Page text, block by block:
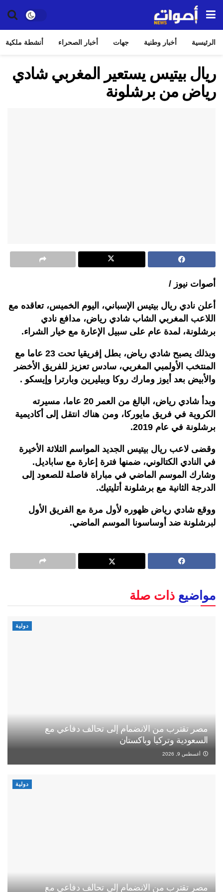
الرئيسية أخبار وطنية جهات أخبار الصحراء أنشطة ملكية
ريال بيتيس يستعير المغربي شادي
رياض من برشلونة
أصوات نيوز /
أعلن نادي ريال بيتيس الإسباني، اليوم الخميس، تعاقده مع
اللاعب المغربي الشاب شادي رياض، مدافع نادي
برشلونة، لمدة عام على سبيل الإعارة مع خيار الشراء.
وبذلك يصبح شادي رياض، بطل إفريقيا تحت 23 عاما مع
المنتخب الأولمبي المغربي، سادس تعزيز للفريق الأخضر
والأبيض بعد أيوز ومارك روكا وبيليرين وبارترا وإيسكو .
وبدأ شادي رياض، البالغ من العمر 20 عاما، مسيرته
الكروية في فريق مايوركا، ومن هناك انتقل إلى أكاديمية
برشلونة في عام 2019.
وقضى لاعب ريال بيتيس الجديد المواسم الثلاثة الأخيرة
في النادي الكتالوني، ضمنها فترة إعارة مع ساباديل.
وشارك الموسم الماضي في مباراة فاصلة للصعود إلى
الدرجة الثانية مع برشلونة أتليتيك.
ووقع شادي رياض ظهوره لأول مرة مع الفريق الأول
لبرشلونة ضد أوساسونا الموسم الماضي.
مواضيع ذات صلة
دولية
مصر تقترب من الانضمام إلى تحالف دفاعي مع
السعودية وتركيا وباكستان
أغسطس 9, 2026
دولية
مصر تقترب من الانضمام إلى تحالف دفاعي مع